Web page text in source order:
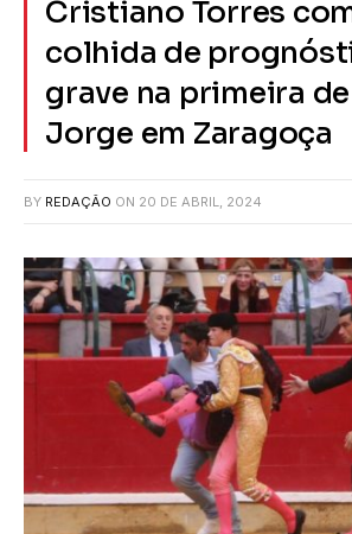
Cristiano Torres
colhida de
grave na primeira de
Jorge em Zaragoça
BY REDAÇÃO ON 20 DE ABRIL, 2024